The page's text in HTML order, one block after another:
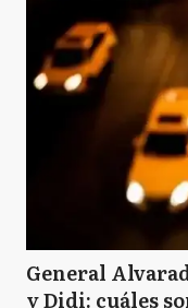
General
y Didi: cuáles